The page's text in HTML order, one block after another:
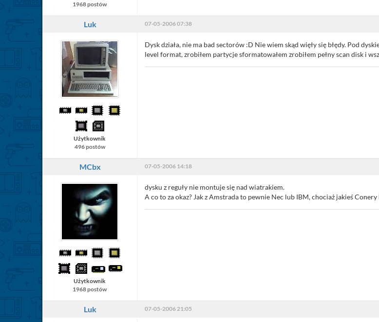
1968 postów
Luk 07-05-2006 07:38
Użytkownik
496 postów
Dysk działa, nie ma bad sectorów :D Nie wiem skąd więły się błędy. Pod
level format, zrobiłem partycje sformatowałem zrobiłem pełny scan disk i
MCbx 07-05-2006 14:18
Użytkownik
1968 postów
dysku z reguły nie montuje się nad wiatrakiem.
A co to za okaz? Jak z Amstrada to pewnie Nec lub IBM, chociaż jakieś Conery
Luk 07-05-2006 21:05